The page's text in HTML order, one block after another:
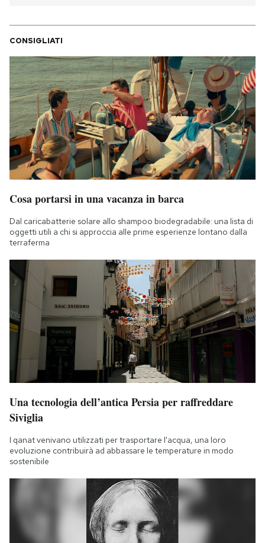
CONSIGLIATI
Cosa portarsi in una vacanza in barca
Dal caricabatterie solare allo shampoo biodegradabile: una lista di
oggetti utili a chi si approccia alle prime esperienze lontano dalla
terraferma
Una tecnologia dell’antica Persia per raffreddare
Siviglia
I qanat venivano utilizzati per trasportare l'acqua, una loro
evoluzione contribuirà ad abbassare le temperature in modo
sostenibile